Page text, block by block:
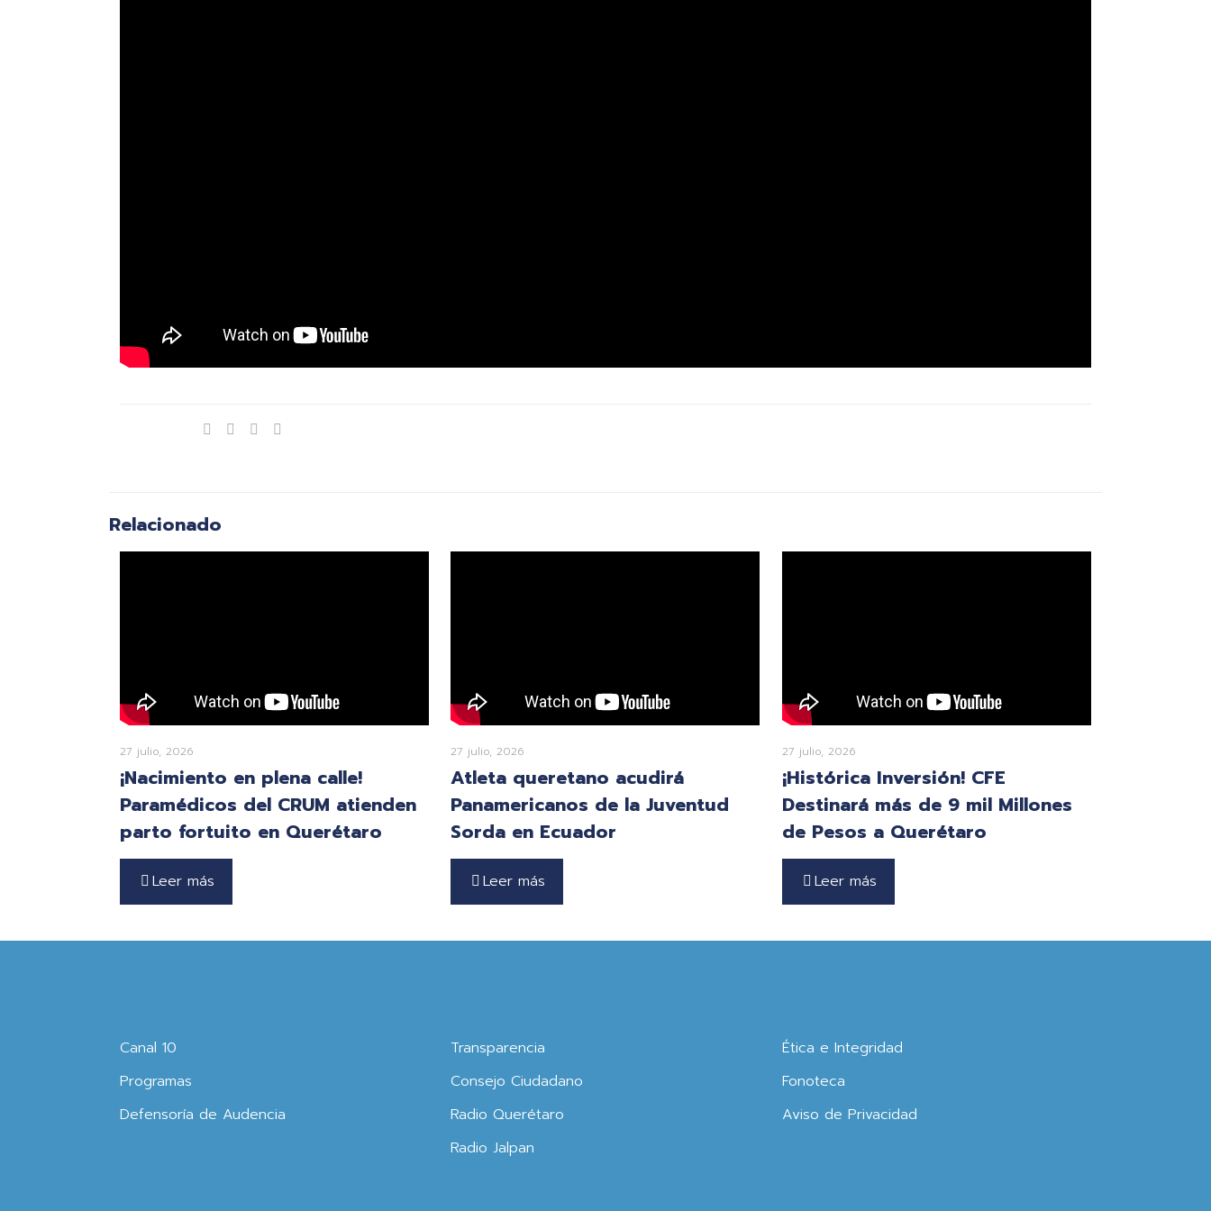
Relacionado
27 julio, 2026
¡Nacimiento en plena calle!
Paramédicos del CRUM atienden
parto fortuito en Querétaro
Leer más
27 julio, 2026
Atleta queretano acudirá
Panamericanos de la Juventud
Sorda en Ecuador
Leer más
27 julio, 2026
¡Histórica Inversión! CFE
Destinará más de 9 mil Millones
de Pesos a Querétaro
Leer más
Canal 10
Programas
Defensoría de Audencia
Transparencia
Consejo Ciudadano
Radio Querétaro
Radio Jalpan
Ética e Integridad
Fonoteca
Aviso de Privacidad